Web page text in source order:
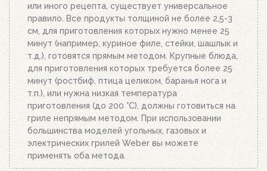
или иного рецепта, существует универсальное
правило. Все продукты толщиной не более 2,5-3
см, для приготовления которых нужно менее 25
минут (например, куриное филе, стейки, шашлык и
т.д.), готовятся прямым методом. Крупные блюда,
для приготовления которых требуется более 25
минут (ростбиф, птица целиком, баранья нога и
т.п.), или нужна низкая температура
приготовления (до 200 °C), должны готовиться на
гриле непрямым методом. При использовании
большинства моделей угольных, газовых и
электрических грилей Weber вы можете
применять оба метода.